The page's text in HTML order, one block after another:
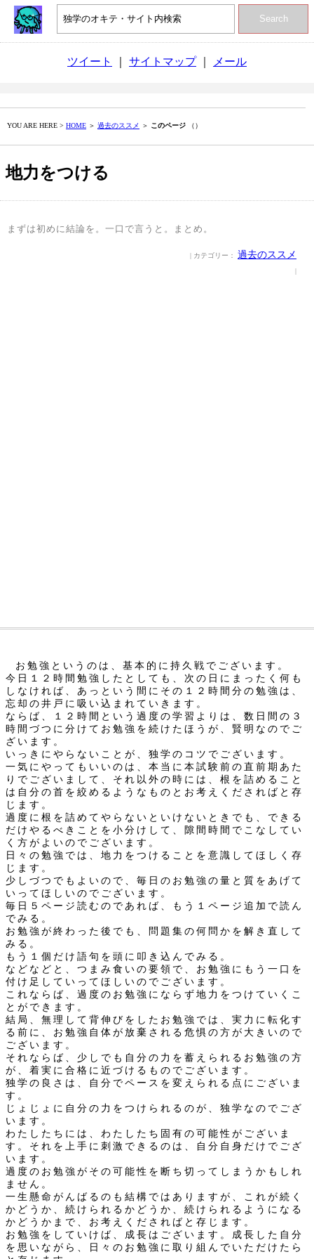
Search
ツイート サイトマップ｜ メール
YOU ARE HERE > HOME ＞ 過去のススメ ＞ このページ （）
地力をつける
まずは初めに結論を。一口で言うと。まとめ。
| カテゴリー： 過去のススメ
|
お勉強というのは、基本的に持久戦でございます。
今日１２時間勉強したとしても、次の日にまったく何も
しなければ、あっという間にその１２時間分の勉強は、
忘却の井戸に吸い込まれていきます。
ならば、１２時間という過度の学習よりは、数日間の３
時間づつに分けてお勉強を続けたほうが、賢明なのでご
ざいます。
いっきにやらないことが、独学のコツでございます。
一気にやってもいいのは、本当に本試験前の直前期あた
りでございまして、それ以外の時には、根を詰めること
は自分の首を絞めるようなものとお考えくださればと存
じます。
過度に根を詰めてやらないといけないときでも、できる
だけやるべきことを小分けして、隙間時間でこなしてい
く方がよいのでございます。
日々の勉強では、地力をつけることを意識してほしく存
じます。
少しづつでもよいので、毎日のお勉強の量と質をあげて
いってほしいのでございます。
毎日５ページ読むのであれば、もう１ページ追加で読ん
でみる。
お勉強が終わった後でも、問題集の何問かを解き直して
みる。
もう１個だけ語句を頭に叩き込んでみる。
などなどと、つまみ食いの要領で、お勉強にもう一口を
付け足していってほしいのでございます。
これならば、過度のお勉強にならず地力をつけていくこ
とができます。
結局、無理して背伸びをしたお勉強では、実力に転化す
る前に、お勉強自体が放棄される危惧の方が大きいので
ございます。
それならば、少しでも自分の力を蓄えられるお勉強の方
が、着実に合格に近づけるものでございます。
独学の良さは、自分でペースを変えられる点にございま
す。
じょじょに自分の力をつけられるのが、独学なのでござ
います。
わたしたちには、わたしたち固有の可能性がございま
す。それを上手に刺激できるのは、自分自身だけでござ
います。
過度のお勉強がその可能性を断ち切ってしまうかもしれ
ません。
一生懸命がんばるのも結構ではありますが、これが続く
かどうか、続けられるかどうか、続けられるようになる
かどうかまで、お考えくださればと存じます。
お勉強をしていけば、成長はございます。成長した自分
を思いながら、日々のお勉強に取り組んでいただけたら